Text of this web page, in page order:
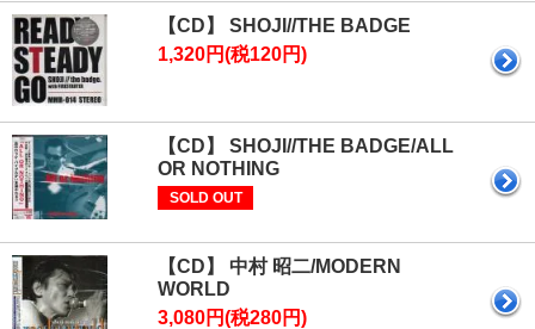
【CD】 SHOJI//THE BADGE
1,320円(税120円)
【CD】 SHOJI//THE BADGE/ALL
OR NOTHING
SOLD OUT
【CD】 中村 昭二/MODERN
WORLD
3,080円(税280円)